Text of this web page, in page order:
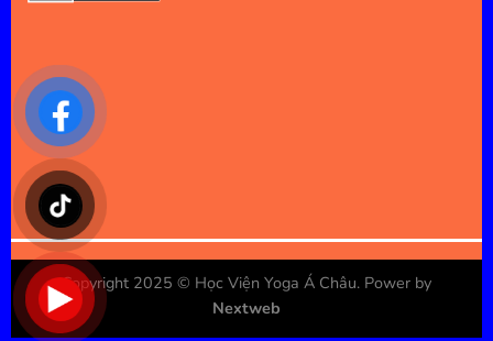
Copyright 2025 © Học Viện Yoga Á Châu. Power by
Nextweb